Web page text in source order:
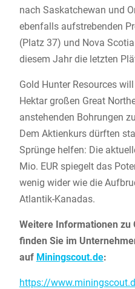
nach Saskatchewan und
ebenfalls aufstrebenden
(Platz 37) und Nova
diesem Jahr die letzten
Gold Hunter Resources
Hektar großen Great
anstehenden Bohrungen
Dem Aktienkurs dürften
Sprünge helfen: Die
Mio. EUR spiegelt das
wenig wider wie die
Atlantik-Kanadas.
Weitere Informationen zu
finden Sie im
auf Miningscout.de:
https://